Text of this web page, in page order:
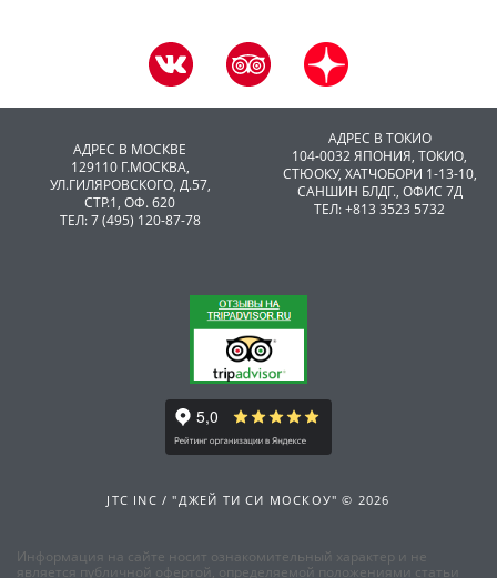
АДРЕС В МОСКВЕ
129110 Г.МОСКВА,
УЛ.ГИЛЯРОВСКОГО, Д.57,
СТР.1, ОФ. 620
ТЕЛ: 7 (495) 120-87-78
АДРЕС В ТОКИО
104-0032 ЯПОНИЯ, ТОКИО,
CТЮОКУ, ХАТЧОБОРИ 1-13-10,
САНШИН БЛДГ., ОФИС 7Д
ТЕЛ: +813 3523 5732
JTC INC / "ДЖЕЙ ТИ СИ МОСКОУ" © 2026
Информация на сайте носит ознакомительный характер и не
является публичной офертой, определяемой положениями статьи